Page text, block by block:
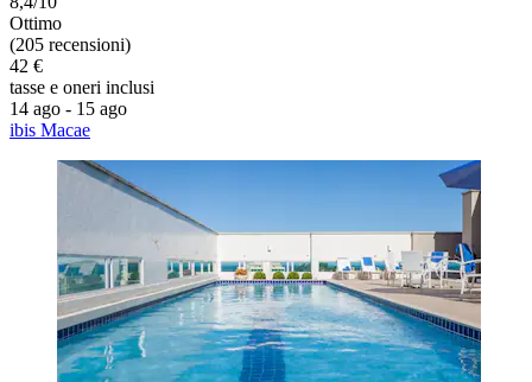
Ottimo
(205 recensioni)
42 €
tasse e oneri inclusi
14 ago - 15 ago
ibis Macae